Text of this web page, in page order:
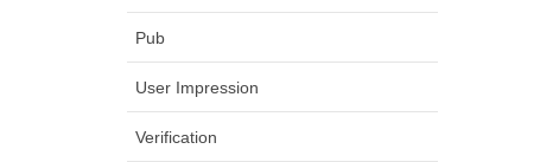
Pub
User Impression
Verification